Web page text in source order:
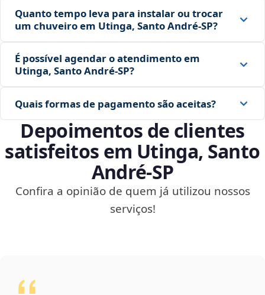
Quanto tempo leva para instalar ou trocar
um chuveiro em Utinga, Santo André‑SP?
É possível agendar o atendimento em
Utinga, Santo André‑SP?
Quais formas de pagamento são aceitas?
Depoimentos de clientes
satisfeitos em Utinga, Santo
André‑SP
Confira a opinião de quem já utilizou nossos
serviços!